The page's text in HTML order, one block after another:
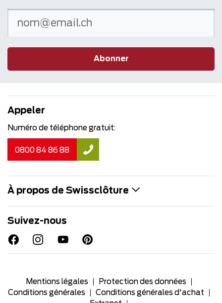
Abonner
Appeler
Numéro de téléphone gratuit:
0800 84 86 88
À propos de Swissclôture
Suivez-nous
Mentions légales
Protection des données
Conditions générales
Conditions générales d'achat